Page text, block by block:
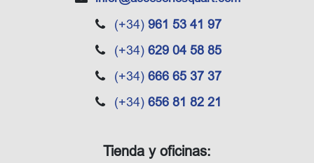
Tienda y oficinas:
(+34) 961 53 41 97
(+34) 629 04 58 85
(+34) 666 65 37 37
(+34) 656 81 82 21